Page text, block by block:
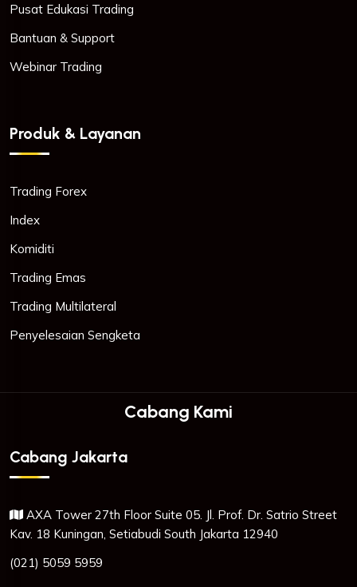
Pusat Edukasi Trading
Bantuan & Support
Webinar Trading
Produk & Layanan
Trading Forex
Index
Komiditi
Trading Emas
Trading Multilateral
Penyelesaian Sengketa
Cabang Kami
Cabang Jakarta
AXA Tower 27th Floor Suite 05. Jl. Prof. Dr. Satrio Street
Kav. 18 Kuningan, Setiabudi South Jakarta 12940
(021) 5059 5959